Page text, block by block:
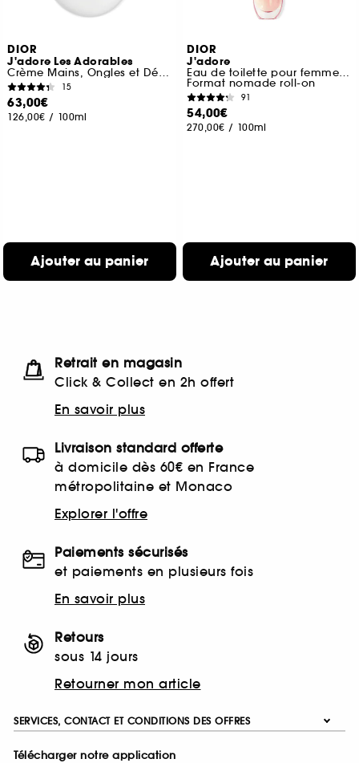
DIOR
J'adore Les Adorables
Crème Mains, Ongles et Décolleté
15
63,00€
126,00€ / 100ml
Ajouter au panier
DIOR
J'adore
Eau de toilette pour femme roller-pearl
Format nomade roll-on
91
54,00€
270,00€ / 100ml
Ajouter au panier
Retrait en magasin
Click & Collect en 2h offert
En savoir plus
Livraison standard offerte
à domicile dès 60€ en France
métropolitaine et Monaco
Explorer l'offre
Paiements sécurisés
et paiements en plusieurs fois
En savoir plus
Retours
sous 14 jours
Retourner mon article
SERVICES, CONTACT ET CONDITIONS DES OFFRES
Télécharger notre application